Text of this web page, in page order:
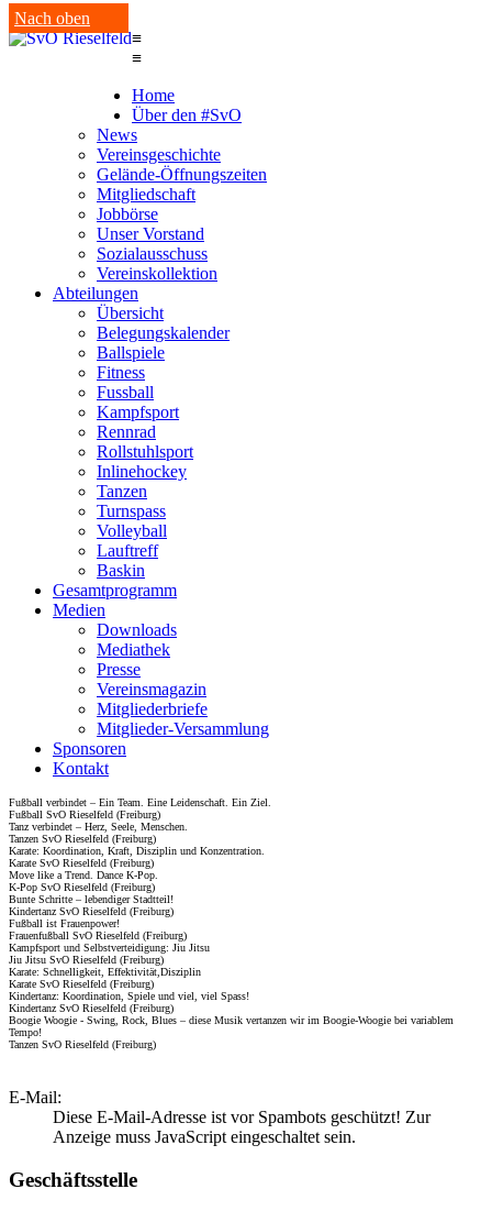
Nach oben
≡
≡
Home
Über den #SvO
News
Vereinsgeschichte
Gelände-Öffnungszeiten
Mitgliedschaft
Jobbörse
Unser Vorstand
Sozialausschuss
Vereinskollektion
Abteilungen
Übersicht
Belegungskalender
Ballspiele
Fitness
Fussball
Kampfsport
Rennrad
Rollstuhlsport
Inlinehockey
Tanzen
Turnspass
Volleyball
Lauftreff
Baskin
Gesamtprogramm
Medien
Downloads
Mediathek
Presse
Vereinsmagazin
Mitgliederbriefe
Mitglieder-Versammlung
Sponsoren
Kontakt
Fußball verbindet – Ein Team. Eine Leidenschaft. Ein Ziel.
Fußball SvO Rieselfeld (Freiburg)
Tanz verbindet – Herz, Seele, Menschen.
Tanzen SvO Rieselfeld (Freiburg)
Karate: Koordination, Kraft, Disziplin und Konzentration.
Karate SvO Rieselfeld (Freiburg)
Move like a Trend. Dance K-Pop.
K-Pop SvO Rieselfeld (Freiburg)
Bunte Schritte – lebendiger Stadtteil!
Kindertanz SvO Rieselfeld (Freiburg)
Fußball ist Frauenpower!
Frauenfußball SvO Rieselfeld (Freiburg)
Kampfsport und Selbstverteidigung: Jiu Jitsu
Jiu Jitsu SvO Rieselfeld (Freiburg)
Karate: Schnelligkeit, Effektivität,Disziplin
Karate SvO Rieselfeld (Freiburg)
Kindertanz: Koordination, Spiele und viel, viel Spass!
Kindertanz SvO Rieselfeld (Freiburg)
Boogie Woogie - Swing, Rock, Blues – diese Musik vertanzen wir im Boogie-Woogie bei variablem
Tempo!
Tanzen SvO Rieselfeld (Freiburg)
E-Mail:
Diese E-Mail-Adresse ist vor Spambots geschützt! Zur
Anzeige muss JavaScript eingeschaltet sein.
Geschäftsstelle